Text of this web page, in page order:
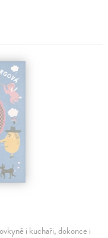
i kuchaři, dokonce i